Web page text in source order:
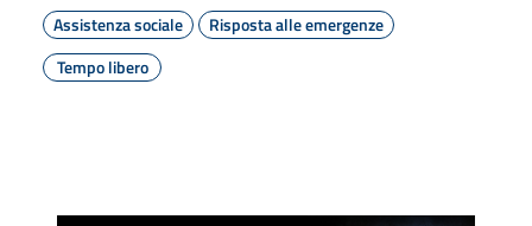
Assistenza sociale
Risposta alle emergenze
Tempo libero